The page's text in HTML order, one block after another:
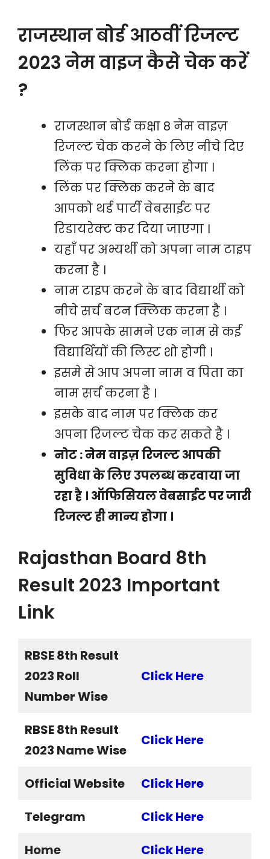
राजस्थान बोर्ड आठवीं रिजल्ट
2023 नेम वाइज कैसे चेक करें
?
राजस्थान बोर्ड कक्षा 8 नेम वाइज़
रिजल्ट चेक करने के लिए नीचे दिए
लिंक पर क्लिक करना होगा ।
लिंक पर क्लिक करने के बाद
आपको थर्ड पार्टी वेबसाईट पर
रिडायरेक्ट कर दिया जाएगा ।
यहाँ पर अभ्यर्थी को अपना नाम टाइप
करना है ।
नाम टाइप करने के बाद विद्यार्थी को
नीचे सर्च बटन क्लिक करना है ।
फिर आपके सामने एक नाम से कई
विद्यार्थियों की लिस्ट शो होगी ।
इसमे से आप अपना नाम व पिता का
नाम सर्च करना है ।
इसके बाद नाम पर क्लिक कर
अपना रिजल्ट चेक कर सकते है ।
नोट : नेम वाइज़ रिजल्ट आपकी
सुविधा के लिए उपलब्ध करवाया जा
रहा है । ऑफिसियल वेबसाईट पर जारी
रिजल्ट ही मान्य होगा ।
Rajasthan Board 8th
Result 2023 Important
Link
RBSE 8th Result
2023 Roll
Number Wise
Click Here
RBSE 8th Result
2023 Name Wise
Click Here
Official Website
Click Here
Telegram
Click Here
Home
Click Here